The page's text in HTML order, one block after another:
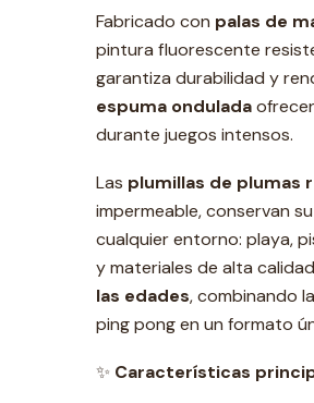
Fabricado con palas de
pintura fluorescente
garantiza durabilidad y
espuma ondulada
durante juegos intensos.
Las plumillas de plumas
impermeable, conservan
cualquier entorno: playa,
y materiales de alta
las edades, combinando
ping pong en un formato
✨ Características